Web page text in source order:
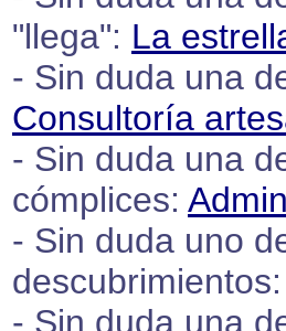
"llega": La
- Sin duda una
Consultoría
- Sin duda una
cómplices:
- Sin duda uno
descubrimientos:
- Sin duda una